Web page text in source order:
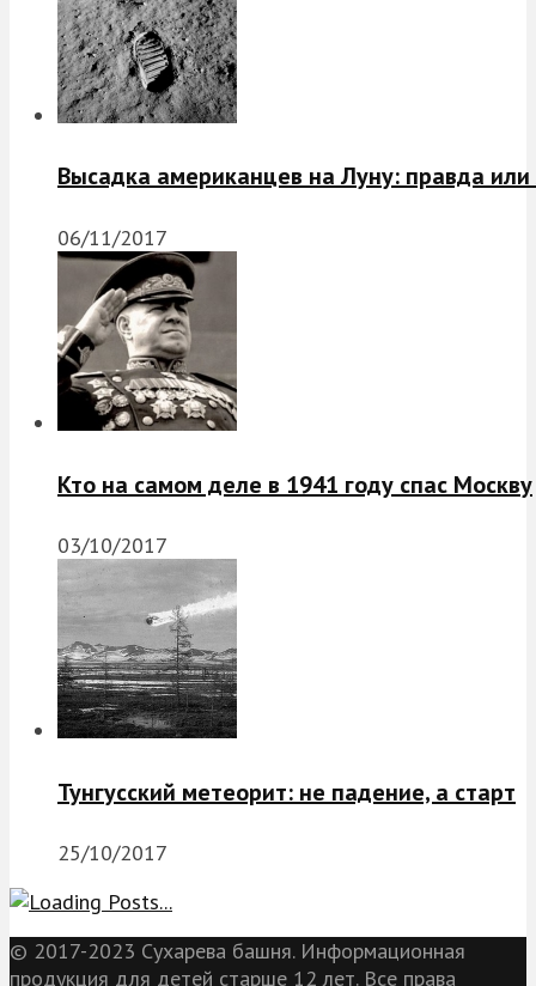
Высадка американцев на Луну: правда
06/11/2017
Кто на самом деле в 1941 году спас Москву
03/10/2017
Тунгусский метеорит: не падение, а старт
25/10/2017
© 2017-2023 Сухарева башня. Информационная
продукция для детей старше 12 лет. Все права